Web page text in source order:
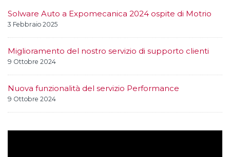
Solware Auto a Expomecanica 2024 ospite di Motrio
3 Febbraio 2025
Miglioramento del nostro servizio di supporto clienti
9 Ottobre 2024
Nuova funzionalità del servizio Performance
9 Ottobre 2024